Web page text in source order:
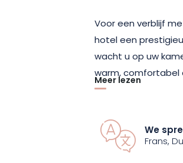
Voor een verblijf
hotel een
wacht u op uw
warm, comfortabel
wat u nodig hebt
Het ontbijt wordt
de zon op het
Meer lezen
We
Frans,